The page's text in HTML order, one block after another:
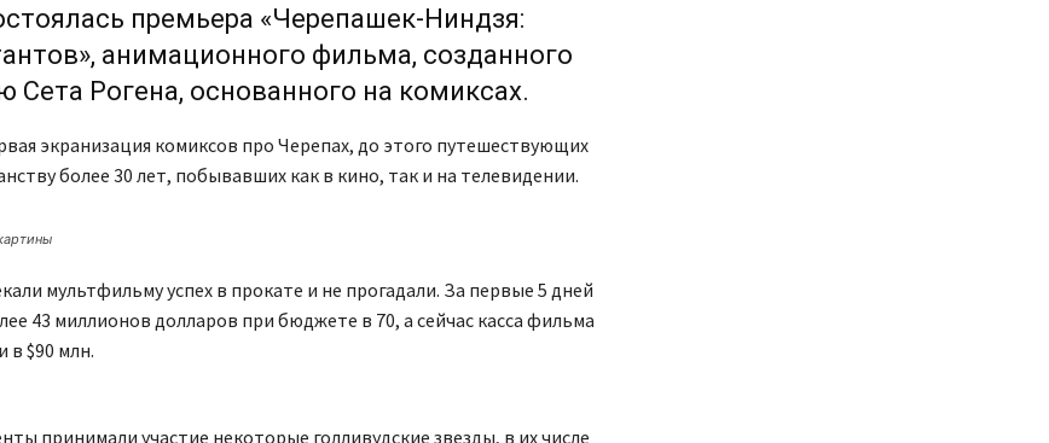
премьера «Черепашек-Ниндзя:
анимационного фильма, созданного
Сета Рогена, основанного на комиксах.
экранизация комиксов про Черепах, до этого путешествующих
более 30 лет, побывавших как в кино, так и на телевидении.
мультфильму успех в прокате и не прогадали. За первые 5 дней
43 миллионов долларов при бюджете в 70, а сейчас касса фильма
в $90 млн.
принимали участие некоторые голливудские звезды, в их числе